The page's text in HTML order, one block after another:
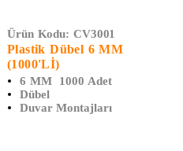
Ürün Kodu: CV3001
Plastik Dübel 6 MM
(1000'Lİ)
6 MM 1000 Adet
Dübel
Duvar Montajları